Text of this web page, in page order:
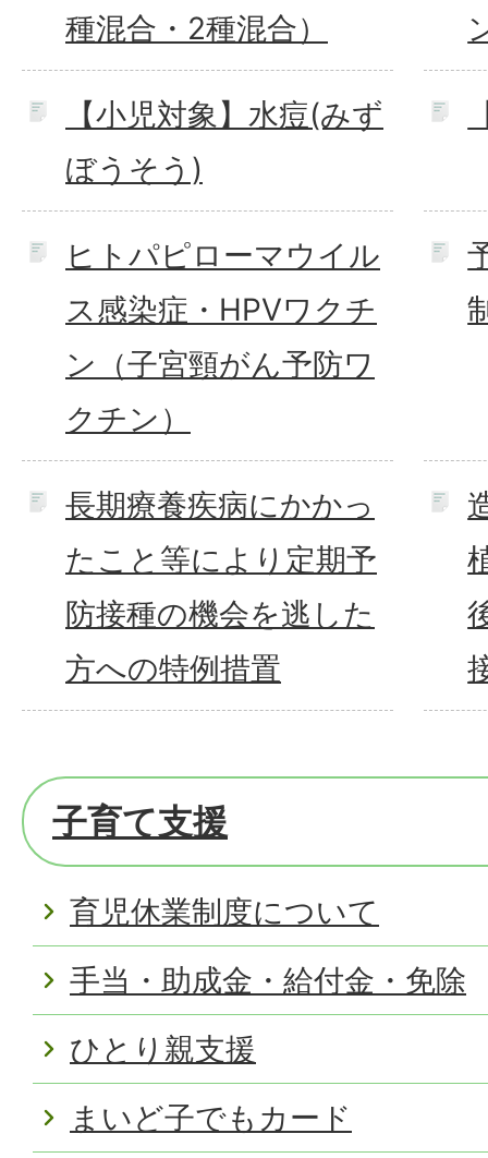
種混合・2種混合）
【小児対象】水痘(みず
ぼうそう)
ヒトパピローマウイル
ス感染症・HPVワクチ
ン（子宮頸がん予防ワ
クチン）
長期療養疾病にかかっ
たこと等により定期予
防接種の機会を逃した
方への特例措置
子育て支援
育児休業制度について
手当・助成金・給付金・免除
ひとり親支援
まいど子でもカード